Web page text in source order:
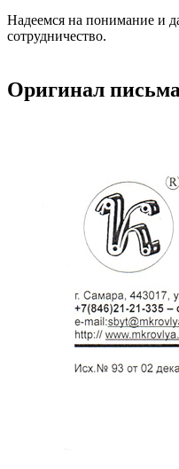
Надеемся на понимание и
сотрудничество.
Оригинал письма